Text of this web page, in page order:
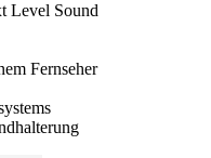
Level Sound
Fernseher